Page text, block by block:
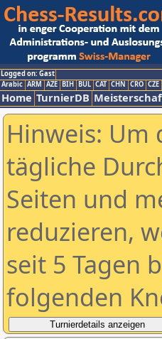
Logged on: Gast
Arabic ARM AZE BIH BUL CAT CHN CRO CZE
Home TurnierDB
Hinweis: Um
tägliche
Seiten und
reduzieren,
seit 5 Tagen
folgenden